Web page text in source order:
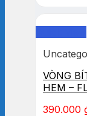
VÒNG
HEM –
390.000